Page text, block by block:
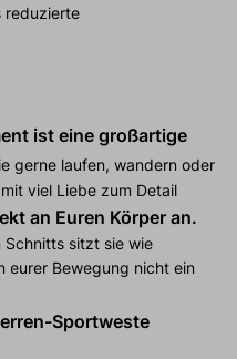
reduzierte
ist einegroßartige
gerne laufen, wandern oder
viel Liebe zum Detail
an Euren Körper an.
Schnitts sitzt sie wie
eurer Bewegung nicht ein
Sportweste